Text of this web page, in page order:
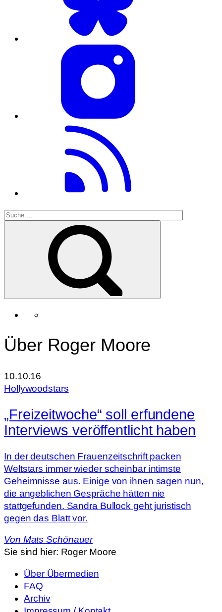
Über Roger Moore
10.10.16
Hollywoodstars
„Freizeitwoche“ soll erfundene
Interviews veröffentlicht haben
In der deutschen Frauenzeitschrift packen
Weltstars immer wieder scheinbar intimste
Geheimnisse aus. Einige von ihnen sagen nun,
die angeblichen Gespräche hätten nie
stattgefunden. Sandra Bullock geht juristisch
gegen das Blatt vor.
Von Mats Schönauer
Sie sind hier: Roger Moore
Über Übermedien
FAQ
Archiv